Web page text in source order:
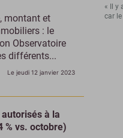
montant et
: le
Observatoire
différents...
Le jeudi 12 janvier 2023
à la
% vs. octobre)
« Il y
car